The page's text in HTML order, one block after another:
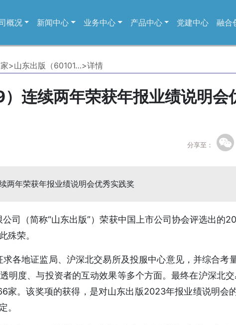
概况 新闻中心 业务中心 产品中心 党建中心 融合
>山东出版（60101…>详情
连续两年荣获年报业绩说明会
分享至：
两年荣获年报业绩说明会优秀实践奖
司（简称“山东出版”）荣获中国上市公司协会评选出的
殊荣。
各地证监局、沪深北交易所及投服中心意见，并综合考
明度、与投资者的互动效果等多个方面。最终在沪深北
家。该奖项的获得，是对山东出版2023年报业绩说明会
。